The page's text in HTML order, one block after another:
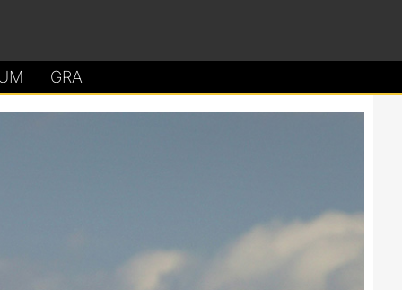
GRA